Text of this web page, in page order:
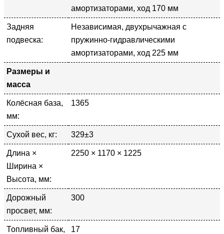
амортизаторами, ход 170 мм
Задняя
подвеска:
Независимая, двухрычажная с
пружинно-гидравлическими
амортизаторами, ход 225 мм
Размеры и
масса
Колёсная база,
мм:
1365
Сухой вес, кг: 329±3
Длина ×
Ширина ×
Высота, мм:
2250 × 1170 × 1225
Дорожный
просвет, мм:
300
Топливный бак,
17